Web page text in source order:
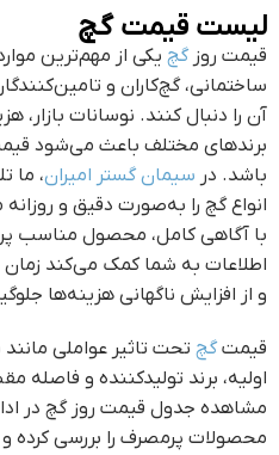
لیست قیمت گچ
قیمت روزگچ یکی از مهم‌ترین
ساختمانی، گچ‌کاران و
آن را دنبال کنند. نوسانات
برندهای مختلف باعث می‌شود
باشد. در سیمان گستر امیران، ما
انواع گچ را به‌صورت دقیق و روزانه
با آگاهی کامل، محصول مناسب
اطلاعات به شما کمک می‌کند
و از افزایش ناگهانی هزینه‌ها
قیمتگچ تحت تاثیر عواملی
اولیه، برند تولیدکننده و فاصله
مشاهده جدول قیمت روز گچ در
محصولات پرمصرف را بررسی کرده و